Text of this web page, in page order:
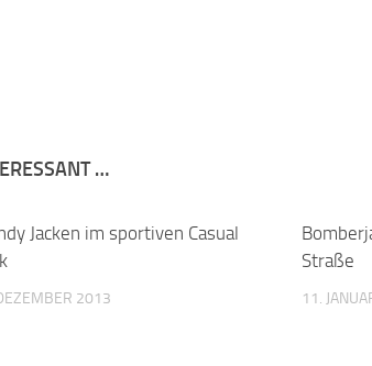
…
Jacken im sportiven Casual
2013
Straße
11.